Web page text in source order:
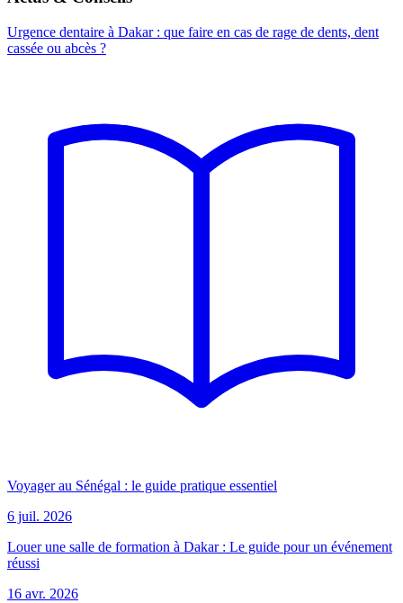
Urgence dentaire à Dakar : que faire en cas de rage de dents, dent
cassée ou abcès ?
Voyager au Sénégal : le guide pratique essentiel
6 juil. 2026
Louer une salle de formation à Dakar : Le guide pour un événement
réussi
16 avr. 2026